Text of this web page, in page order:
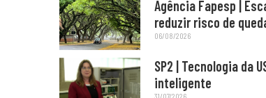
Agência Fapesp |
reduzir risco de
06/08/2026
SP2 | Tecnologia da
inteligente
31/07/2026